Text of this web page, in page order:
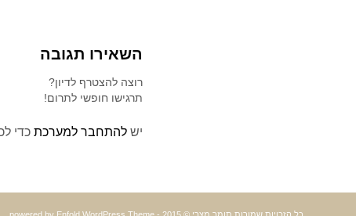
השאירו תגובה
רוצה להצטרף לדיון?
תרגישו חופשי לתרום!
יש להתחבר למערכת כדי